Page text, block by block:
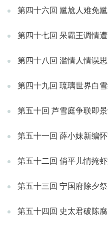
第四十六回 尴尬人难免
第四十七回 呆霸王调情
第四十八回 滥情人情误
第四十九回 琉璃世界白
第五十回 芦雪庭争联即
第五十一回 薛小妹新编
第五十二回 俏平儿情掩
第五十三回 宁国府除夕
第五十四回 史太君破陈